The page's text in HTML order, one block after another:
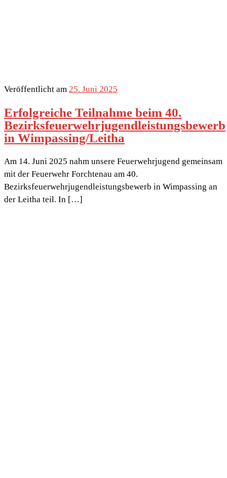
Veröffentlicht am 25. Juni 2025
Erfolgreiche Teilnahme beim 40.
Bezirksfeuerwehrjugendleistungsbewerb
in Wimpassing/Leitha
Am 14. Juni 2025 nahm unsere Feuerwehrjugend gemeinsam
mit der Feuerwehr Forchtenau am 40.
Bezirksfeuerwehrjugendleistungsbewerb in Wimpassing an
der Leitha teil. In […]